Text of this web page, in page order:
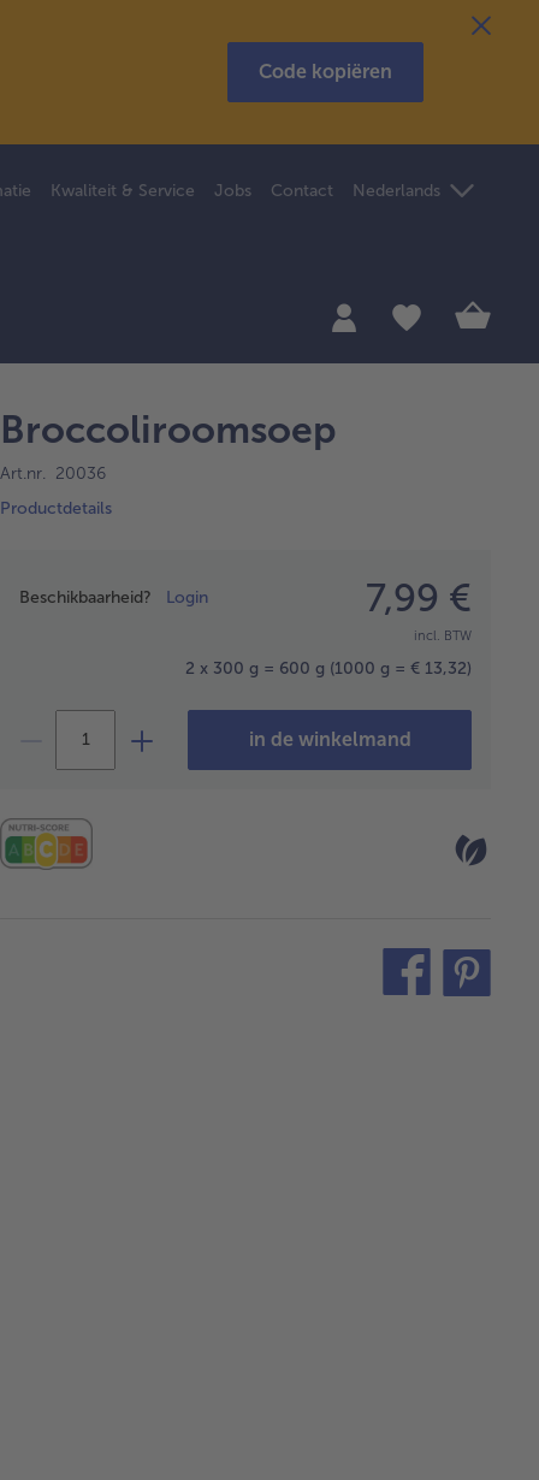
Code kopiëren
Kwaliteit & Service Jobs Contact Nederlands
Broccoliroomsoep
Art.nr. 20036
Productdetails
Beschikbaarheid? Login 7,99 €
incl. BTW
2 x 300 g = 600 g (1000 g = € 13,32)
in de winkelmand
teilen